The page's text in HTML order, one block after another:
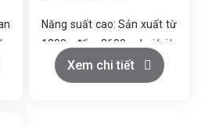
Năng suất cao: Sản xuất từ
1200 đến 3600 chai/giờ,
phù hợp với nhu cầu sản
xuất lớn.
Xem chi tiết